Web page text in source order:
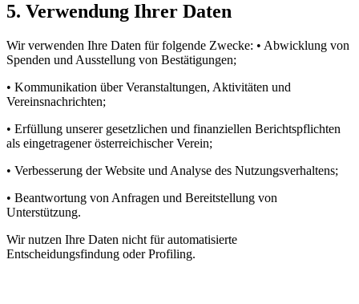
5. Verwendung Ihrer Daten
Wir verwenden Ihre Daten für folgende Zwecke: • Abwicklung von
Spenden und Ausstellung von Bestätigungen;
• Kommunikation über Veranstaltungen, Aktivitäten und
Vereinsnachrichten;
• Erfüllung unserer gesetzlichen und finanziellen Berichtspflichten
als eingetragener österreichischer Verein;
• Verbesserung der Website und Analyse des Nutzungsverhaltens;
• Beantwortung von Anfragen und Bereitstellung von
Unterstützung.
Wir nutzen Ihre Daten nicht für automatisierte
Entscheidungsfindung oder Profiling.